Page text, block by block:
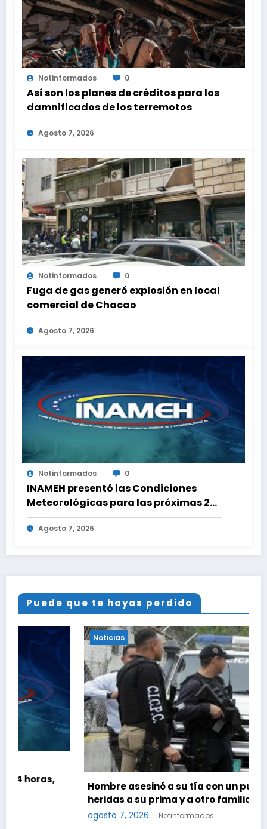
Notinformados 0
Así son los planes de créditos para los
damnificados de los terremotos
Agosto 7, 2026
Notinformados 0
Fuga de gas generó explosión en local
comercial de Chacao
Agosto 7, 2026
Notinformados 0
INAMEH presentó las Condiciones
Meteorológicas para las próximas 24
horas, de este viernes 7 de agosto
2026Agosto 7, 2026
Puede que te hayas perdido
Hombre asesinó a su tía con un puñal y dejó
heridas a su prima y a otro familiar en Bolívar
agosto 7, 2026 Notinformados